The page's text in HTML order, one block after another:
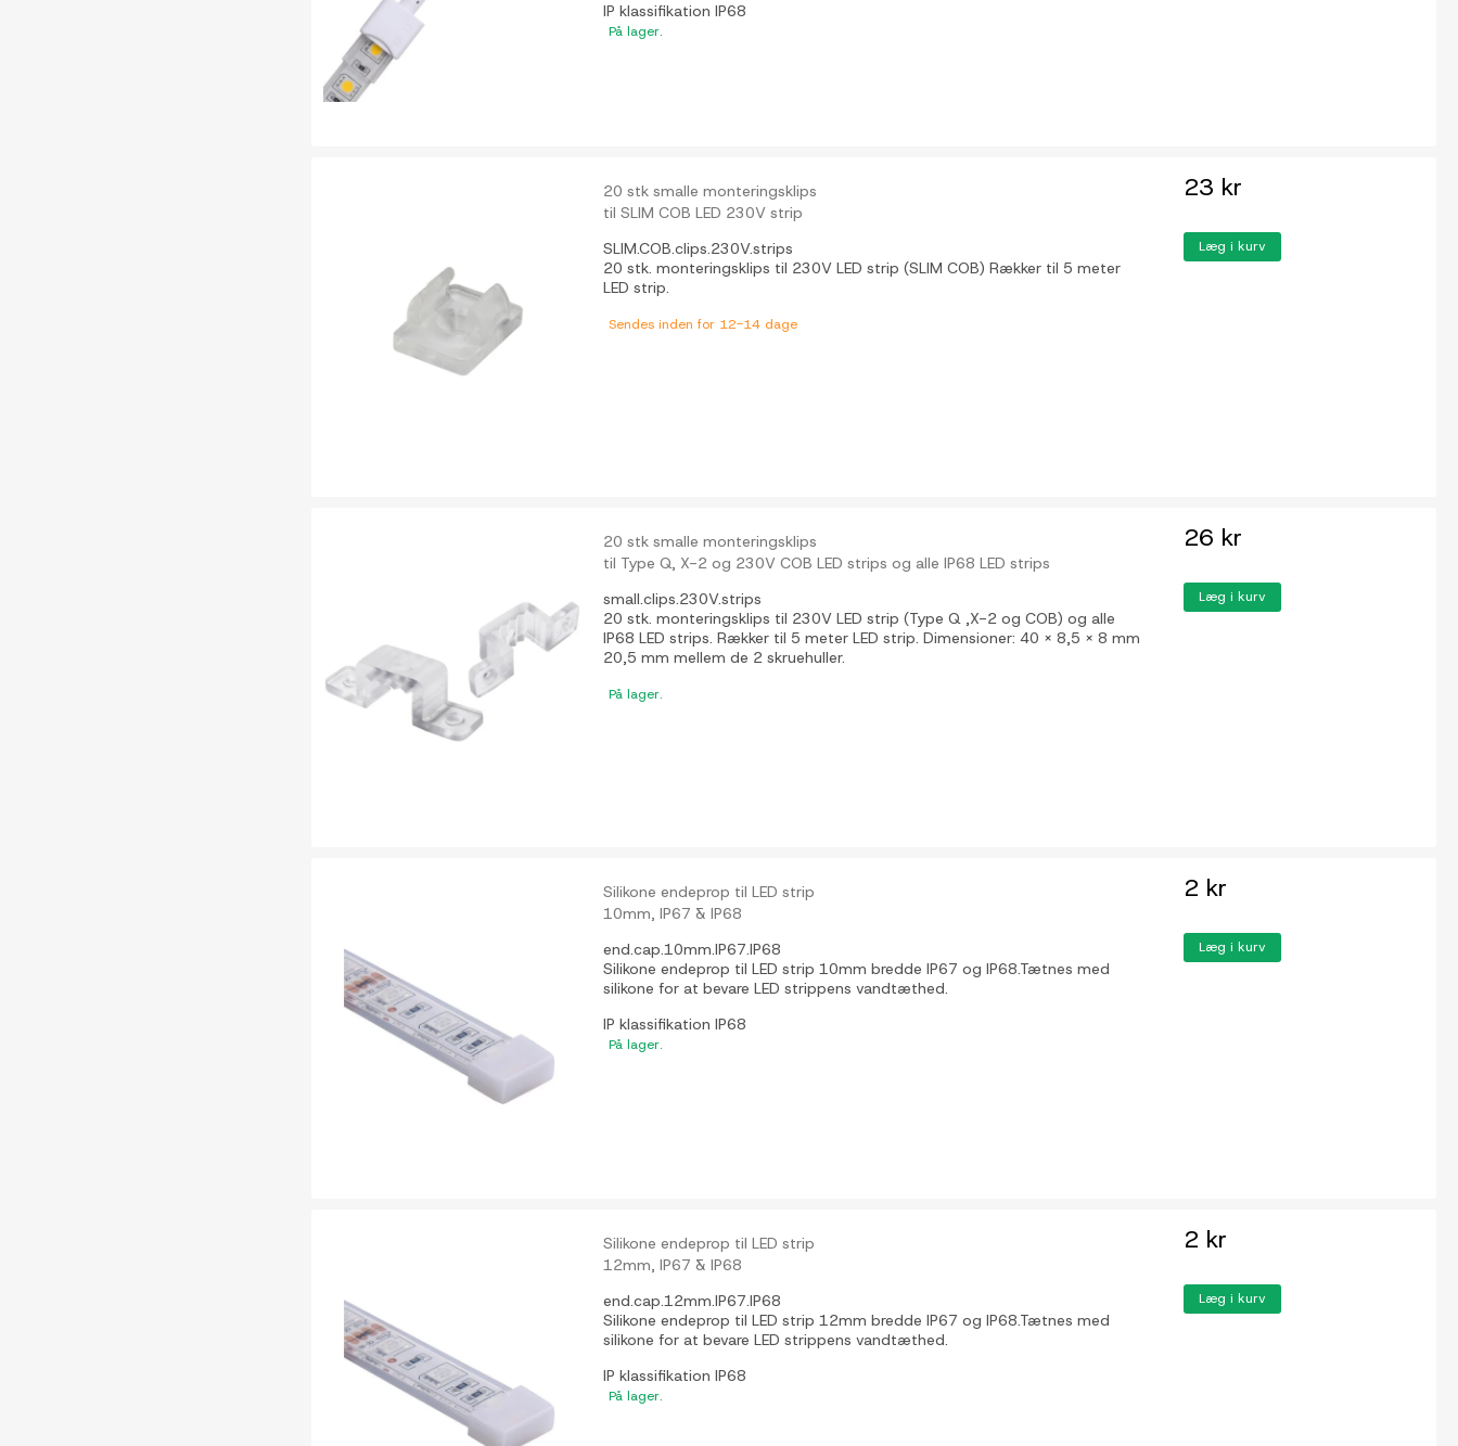
IP klassifikationIP68
På lager.
20 stk smalle monteringsklips
til SLIM COB LED 230V strip
SLIM.COB.clips.230V.strips
20 stk. monteringsklips til 230V LED strip (SLIM COB) Rækker til 5 meter
LED strip.
Sendes inden for 12-14 dage
23 kr
Læg i kurv
20 stk smalle monteringsklips
til Type Q, X-2 og 230V COB LED strips og alle IP68 LED strips
small.clips.230V.strips
20 stk. monteringsklips til 230V LED strip (Type Q ,X-2 og COB) og alle
IP68 LED strips. Rækker til 5 meter LED strip. Dimensioner: 40 x 8,5 x 8 mm
20,5 mm mellem de 2 skruehuller.
På lager.
26 kr
Læg i kurv
Silikone endeprop til LED strip
10mm, IP67 & IP68
end.cap.10mm.IP67.IP68
Silikone endeprop til LED strip 10mm bredde IP67 og IP68.Tætnes med
silikone for at bevare LED strippens vandtæthed.
IP klassifikationIP68
På lager.
2 kr
Læg i kurv
Silikone endeprop til LED strip
12mm, IP67 & IP68
end.cap.12mm.IP67.IP68
Silikone endeprop til LED strip 12mm bredde IP67 og IP68.Tætnes med
silikone for at bevare LED strippens vandtæthed.
IP klassifikationIP68
På lager.
2 kr
Læg i kurv